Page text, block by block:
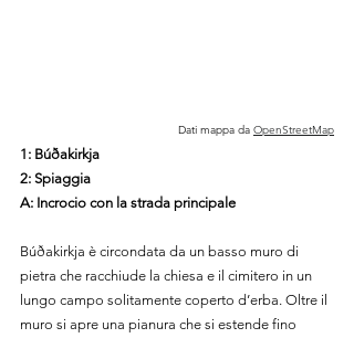
Dati mappa da OpenStreetMap
1: Búðakirkja
2: Spiaggia
A: Incrocio con la strada principale
Búðakirkja è circondata da un basso muro di
pietra che racchiude la chiesa e il cimitero in un
lungo campo solitamente coperto d’erba. Oltre il
muro si apre una pianura che si estende fino